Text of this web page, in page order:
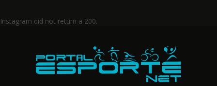
Instagram did not return a 200.